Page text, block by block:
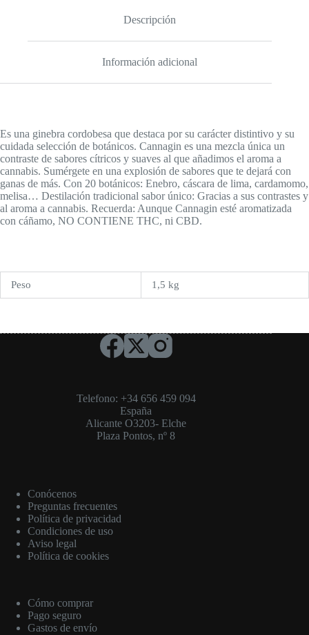
Descripción
Información adicional
Es una ginebra cordobesa que destaca por su carácter distintivo y su
cuidada selección de botánicos. Cannagin es una mezcla única un
contraste de sabores cítricos y suaves al que añadimos el aroma a
cannabis. Sumérgete en una explosión de sabores que te dejará con
ganas de más. Con 20 botánicos: Enebro, cáscara de lima, cardamomo,
melisa… Destilación tradicional sabor único: Gracias a sus contrastes y
al aroma a cannabis. Recuerda: Aunque Cannagin esté aromatizada
con cáñamo, NO CONTIENE THC, ni CBD.
Peso 1,5 kg
Telefono: +34 656 459 094
España
Alicante O3203- Elche
Plaza Pontos, nº 8
Conócenos
Preguntas frecuentes
Política de privacidad
Condiciones de uso
Aviso legal
Política de cookies
Cómo comprar
Pago seguro
Gastos de envío